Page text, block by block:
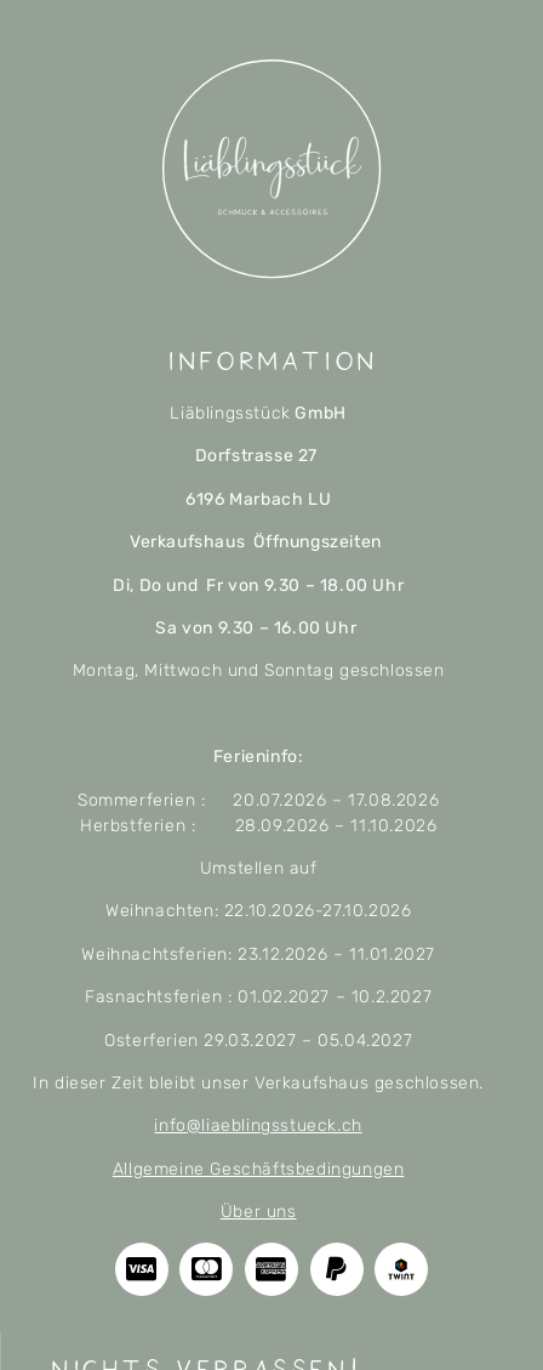
Information
Liäblingsstück GmbH
Dorfstrasse 27
6196 Marbach LU
Verkaufshaus Öffnungszeiten
Di, Do und Fr von 9.30 – 18.00 Uhr
Sa von 9.30 – 16.00 Uhr
Montag, Mittwoch und Sonntag geschlossen
Ferieninfo:
Sommerferien : 20.07.2026 – 17.08.2026
Herbstferien : 28.09.2026 – 11.10.2026
Umstellen auf
Weihnachten: 22.10.2026-27.10.2026
Weihnachtsferien: 23.12.2026 – 11.01.2027
Fasnachtsferien : 01.02.2027 – 10.2.2027
Osterferien 29.03.2027 – 05.04.2027
In dieser Zeit bleibt unser Verkaufshaus geschlossen.
info@liaeblingsstueck.ch
Allgemeine Geschäftsbedingungen
Über uns